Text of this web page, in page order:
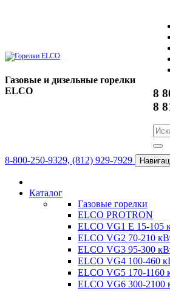
Газовые и дизельные горелки
ELCO
8
8
8-800-250-9329, (812) 929-7929
Каталог
Газовые горелки
ELCO PROTRON
ELCO VG1 E 15-105
ELCO VG2 70-210
ELCO VG3 95-300
ELCO VG4 100-460
ELCO VG5 170-1160
ELCO VG6 300-2100